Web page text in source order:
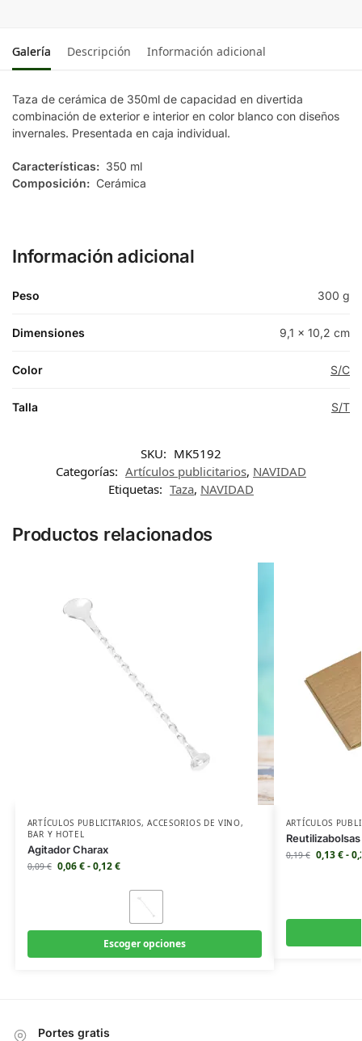
Galería Descripción Información adicional
Taza de cerámica de 350ml de capacidad en divertida
combinación de exterior e interior en color blanco con diseños
invernales. Presentada en caja individual.
Características: 350 ml
Composición: Cerámica
Información adicional
Peso 300 g
Dimensiones 9,1 × 10,2 cm
Color S/C
Talla S/T
SKU: MK5192
Categorías: Artículos publicitarios, NAVIDAD
Etiquetas: Taza, NAVIDAD
Productos relacionados
ARTÍCULOS PUBLICITARIOS,ACCESORIOS DE VINO,
BAR Y HOTEL
Agitador Charax
0,09€ 0,06€-0,12€
Escoger opciones
ARTÍCULOS
0,19€ 0,13€-
Portes gratis